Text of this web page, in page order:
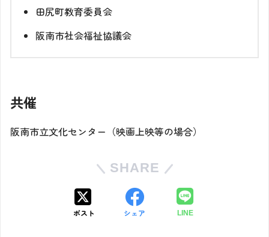
田尻町教育委員会
阪南市社会福祉協議会
共催
阪南市立文化センター（映画上映等の場合）
SHARE
ポスト シェア LINE